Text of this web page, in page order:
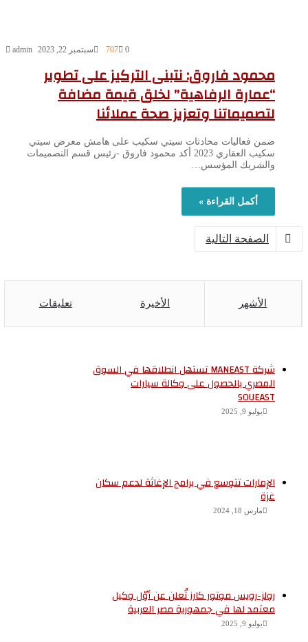
admin سبتمبر 22, 2023 0
707
محمود فاروق: نتبنى التركيز على تطوير
“عمارة الرفاهية” لخلق قيمة مضافة
لتصميماتنا وتعزيز صحة عملائنا
ضمن فعاليات محادثات سيتي سكيب على هامش معرض سيتي
سكيب العقاري 2023 أكد محمود فاروق -رئيس قسم التصميمات
والشريك المؤسس…
أكمل القراءة »
الصفحة التالية
الأشهر الأخيرة تعليقات
شركة MANEAST تستهل انطلاقها في السوق
المصري بالحصول على وكالة سيارات
SOUEAST
يوليو 9, 2025
الإمارات تتوسع في برامج الإغاثة لدعم سكان
غزة
مارس 18, 2024
رولز-رويس موتور كارز تُعلن عن أوّل وكيل
معتمد لها في جمهورية مصر العربية
يوليو 9, 2025